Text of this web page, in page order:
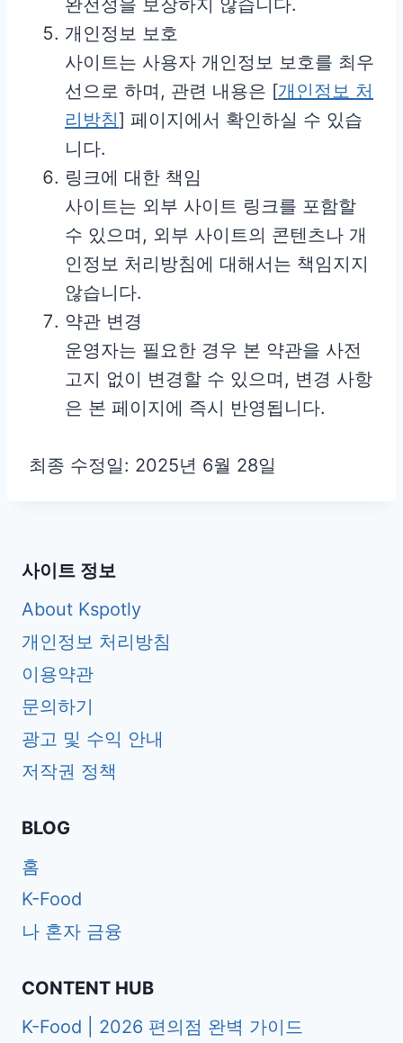
완전성을 보장하지 않습니다.
개인정보 보호
사이트는 사용자 개인정보 보호를 최우
선으로 하며, 관련 내용은 [개인정보 처
리방침] 페이지에서 확인하실 수 있습
니다.
링크에 대한 책임
사이트는 외부 사이트 링크를 포함할
수 있으며, 외부 사이트의 콘텐츠나 개
인정보 처리방침에 대해서는 책임지지
않습니다.
약관 변경
운영자는 필요한 경우 본 약관을 사전
고지 없이 변경할 수 있으며, 변경 사항
은 본 페이지에 즉시 반영됩니다.
최종 수정일: 2025년 6월 28일
사이트 정보
About Kspotly
개인정보 처리방침
이용약관
문의하기
광고 및 수익 안내
저작권 정책
BLOG
홈
K-Food
나 혼자 금융
CONTENT HUB
K-Food | 2026 편의점 완벽 가이드